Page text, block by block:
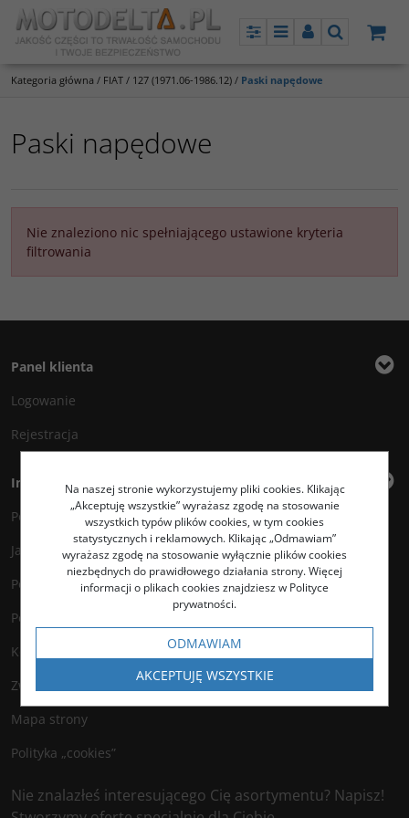
PanelMenuPanelSzukaj
Kategoria główna / FIAT / 127 (1971.06-1986.12) / Paski napędowe
Paski napędowe
Nie znaleziono nic spełniającego ustawione kryteria
filtrowania
Panel klienta
Logowanie
Rejestracja
Informacje
Polityka prywatności
Jak kupować?
Polityka legalności
Polityka antyspamowa
Kontakt
Zwroty
Mapa strony
Polityka „cookies”
Nie znalazłeś interesującego Cię asortymentu? Napisz!
Na naszej stronie wykorzystujemy pliki cookies. Klikając
„Akceptuję wszystkie” wyrażasz zgodę na stosowanie
wszystkich typów plików cookies, w tym cookies
statystycznych i reklamowych. Klikając „Odmawiam”
wyrażasz zgodę na stosowanie wyłącznie plików cookies
niezbędnych do prawidłowego działania strony. Więcej
informacji o plikach cookies znajdziesz w Polityce
prywatności.
ODMAWIAM
AKCEPTUJĘ WSZYSTKIE